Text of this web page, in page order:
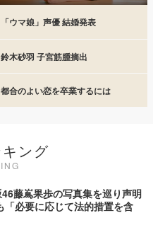
「ウマ娘」声優 結婚発表
鈴木砂羽 子宮筋腫摘出
都合のよい恋を卒業するには
ング
藤嶌果歩の写真集を巡り声明
「必要に応じて法的措置を含